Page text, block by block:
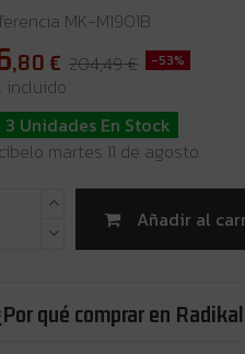
MK-M1901B
,80 € 204,49 € -53%
incluido
3 Unidades En Stock
martes 11 de agosto
Añadir al
qué comprar en